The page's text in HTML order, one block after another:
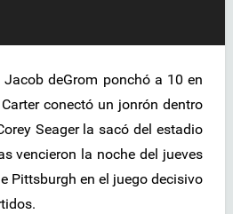
Jacob deGrom ponchó a 10 en
conectó un jonrón dentro
Seager la sacó del estadio
vencieron la noche del jueves
Pittsburgh en el juego decisivo